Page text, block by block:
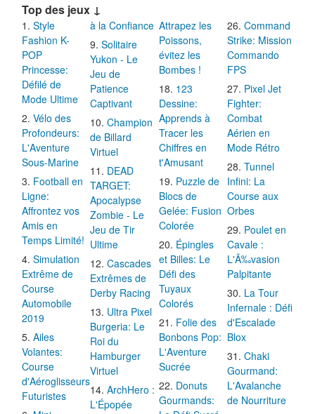
Top des jeux ↓
Style
Fashion K-
POP
Princesse:
Défilé de
Mode Ultime
Vélo des
Profondeurs:
L'Aventure
Sous-Marine
Football en
Ligne:
Affrontez vos
Amis en
Temps Limité!
Simulation
Extrême de
Course
Automobile
2019
Ailes
Volantes:
Course
d'Aéroglisseurs
Futuristes
à la Confiance
Solitaire
Yukon - Le
Jeu de
Patience
Captivant
Champion
de Billard
Virtuel
DEAD
TARGET:
Apocalypse
Zombie - Le
Jeu de Tir
Ultime
Cascades
Extrêmes de
Derby Racing
Ultra Pixel
Burgeria: Le
Roi du
Hamburger
Virtuel
ArchHero :
L'Épopée
Attrapez les
Poissons,
évitez les
Bombes !
123
Dessine:
Apprends à
Tracer les
Chiffres en
t'Amusant
Puzzle de
Blocs de
Gelée: Fusion
Colorée
Épingles
et Billes: Le
Défi des
Tuyaux
Colorés
Folie des
Bonbons Pop:
L'Aventure
Sucrée
Donuts
Gourmands:
Command
Strike: Mission
Commando
FPS
Pixel Jet
Fighter:
Combat
Aérien en
Mode Rétro
Tunnel
Infini: La
Course aux
Orbes
Poulet en
Cavale :
L'Ã‰vasion
Palpitante
La Tour
Infernale : Défi
d'Escalade
Blox
Chaki
Gourmand:
L'Avalanche
de Nourriture